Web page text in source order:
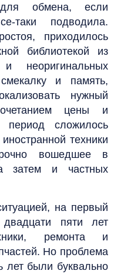
обмена, если
таки подводила.
приходилось
библиотекой из
и неоригинальных
и память,
нужный
цены и
сложилось
техники
вошедшее в
затем и частных
на первый
пяти лет
ремонта и
Но проблема
лет были буквально